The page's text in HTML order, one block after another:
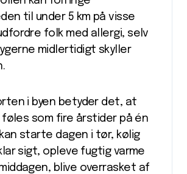
til under 5 km på visse
folk med allergi, selv
midlertidigt skyller
i byen betyder det, at
som fire årstider på én
starte dagen i tør, kølig
sigt, opleve fugtig varme
blive overrasket af